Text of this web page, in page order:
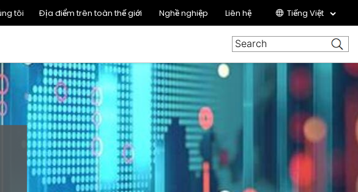
tôi Địa điểm trên toàn thế giới Nghề nghiệp Liên hệ Tiếng Việt